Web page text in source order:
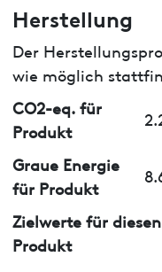
Herstellung
Der
wie möglich
CO2-eq. für
Produkt
Graue Energie
für Produkt
Zielwerte für
Produkt